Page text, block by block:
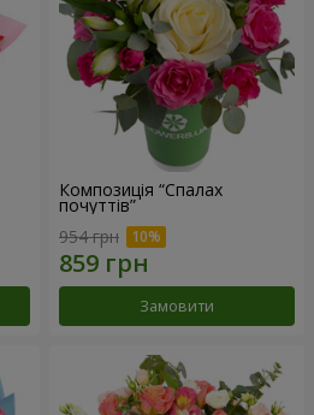
Композиція “Спалах
почуттів”
954 грн
Замовити